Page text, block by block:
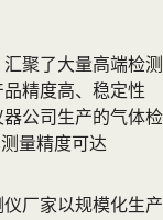
聚了大量高端检测
精度高、稳定性
公司生产的气体检
量精度可达
厂家以规模化生产